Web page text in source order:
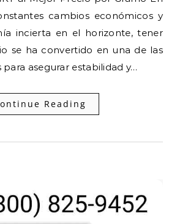
cambios económicos y
incierta en el horizonte, tener
se ha convertido en una de las
asegurar estabilidad y…
Reading